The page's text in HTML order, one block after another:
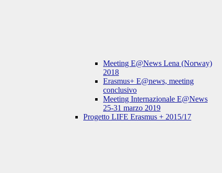
Meeting E@News Lena (Norway)
2018
Erasmus+ E@news, meeting
conclusivo
Meeting Internazionale E@News
25-31 marzo 2019
Progetto LIFE Erasmus + 2015/17